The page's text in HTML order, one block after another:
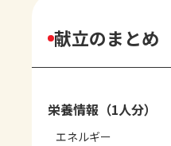
献立のまとめ
栄養情報（1人分）
エネルギー